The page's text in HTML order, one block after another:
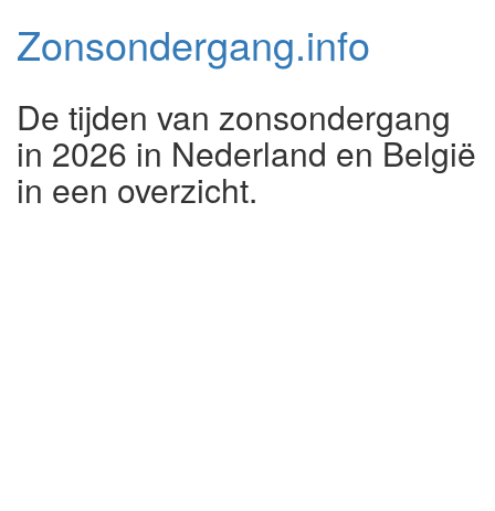
Zonsondergang.info
De tijden van zonsondergang
in 2026 in Nederland en België
in een overzicht.